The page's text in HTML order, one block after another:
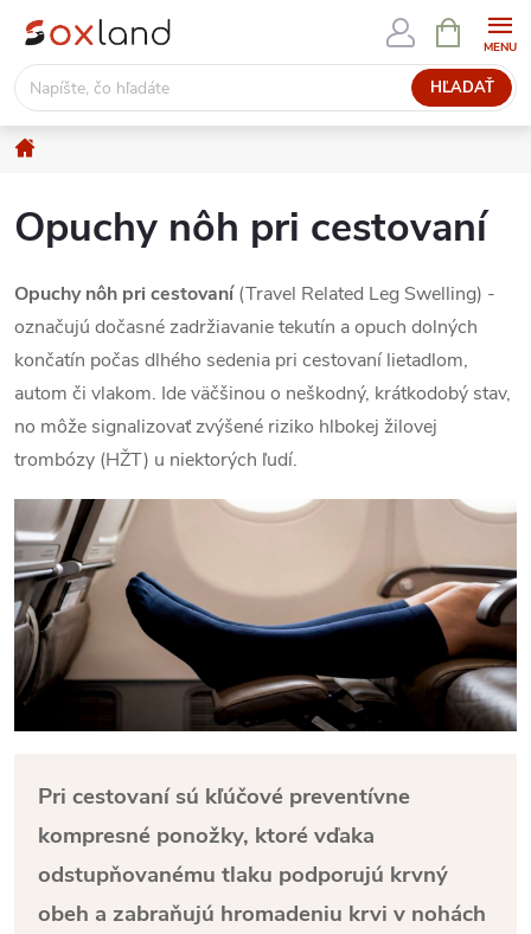
Prejsť
obsah
HĽADAŤ
KOŠÍK
Domov
Opuchy nôh pri cestovaní
Opuchy nôh pri cestovaní(Travel Related Leg Swelling) -
označujú dočasné zadržiavanie tekutín a opuch dolných
končatín počas dlhého sedenia pri cestovaní lietadlom,
autom či vlakom. Ide väčšinou o neškodný, krátkodobý stav,
no môže signalizovať zvýšené riziko hlbokej žilovej
trombózy (HŽT) u niektorých ľudí.
Pri cestovaní sú kľúčové preventívne
kompresné ponožky, ktoré vďaka
odstupňovanému tlaku podporujú krvný
obeh a zabraňujú hromadeniu krvi v nohách